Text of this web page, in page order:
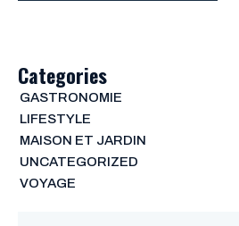
Categories
GASTRONOMIE
LIFESTYLE
MAISON ET JARDIN
UNCATEGORIZED
VOYAGE